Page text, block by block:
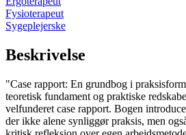
Fysioterapeut
Sygeplejerske
Beskrivelse
"Case rapport: En grundbog i
teoretisk fundament og praktiske
velfunderet case rapport. Bogen
der ikke alene synliggør praksis, men